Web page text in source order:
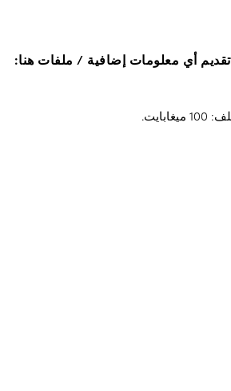
تقديم أي معلومات إضافية / ملفات هنا: